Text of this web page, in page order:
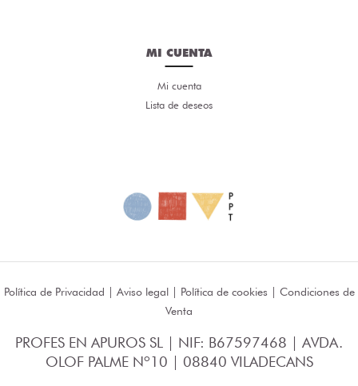
MI CUENTA
Mi cuenta
Lista de deseos
Política de Privacidad | Aviso legal| Política de cookies | Condiciones de
Venta
PROFES EN APUROS SL | NIF: B67597468 | AVDA.
OLOF PALME Nº10 | 08840 VILADECANS